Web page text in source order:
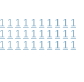
1 1 1 1 1 1 1 1 1 1
1 1 1 1 1 1 1 1 1 1
1 1 1 1 1 1 1 1 1 1